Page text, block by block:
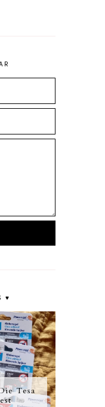
♥
Tesa